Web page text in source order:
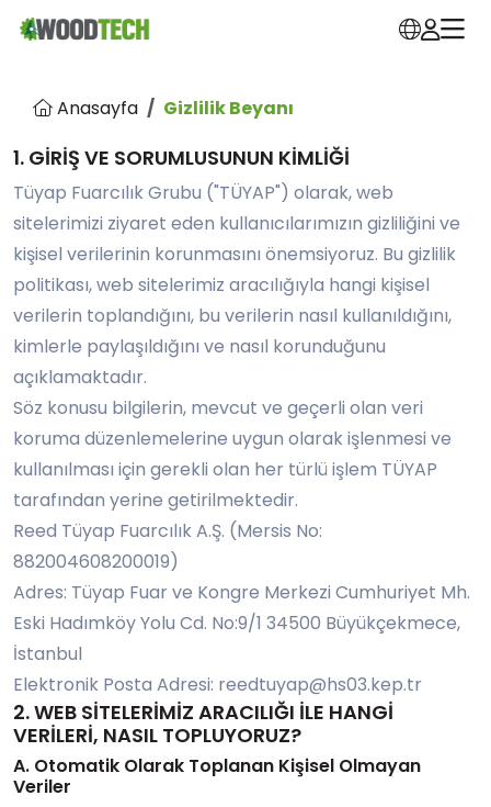
Anasayfa Gizlilik Beyanı
1. GİRİŞ VE SORUMLUSUNUN KİMLİĞİ
Tüyap Fuarcılık Grubu ("TÜYAP") olarak, web
sitelerimizi ziyaret eden kullanıcılarımızın gizliliğini ve
kişisel verilerinin korunmasını önemsiyoruz. Bu gizlilik
politikası, web sitelerimiz aracılığıyla hangi kişisel
verilerin toplandığını, bu verilerin nasıl kullanıldığını,
kimlerle paylaşıldığını ve nasıl korunduğunu
açıklamaktadır.
Söz konusu bilgilerin, mevcut ve geçerli olan veri
koruma düzenlemelerine uygun olarak işlenmesi ve
kullanılması için gerekli olan her türlü işlem TÜYAP
tarafından yerine getirilmektedir.
Reed Tüyap Fuarcılık A.Ş. (Mersis No:
882004608200019)
Adres: Tüyap Fuar ve Kongre Merkezi Cumhuriyet Mh.
Eski Hadımköy Yolu Cd. No:9/1 34500 Büyükçekmece,
İstanbul
Elektronik Posta Adresi: reedtuyap@hs03.kep.tr
2. WEB SİTELERİMİZ ARACILIĞI İLE HANGİ
VERİLERİ, NASIL TOPLUYORUZ?
A. Otomatik Olarak Toplanan Kişisel Olmayan
Veriler